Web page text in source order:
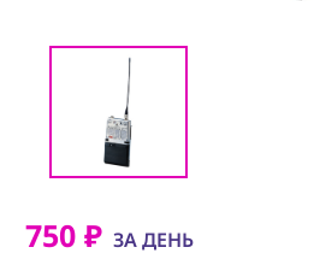
(FRN) МЕБЕЛЬ И
(CNS) РАСХОДНЫЕ
МАТЕРИАЛЫ
ОБЕСПЕЧЕНИЕ
750 ₽ ЗА ДЕНЬ